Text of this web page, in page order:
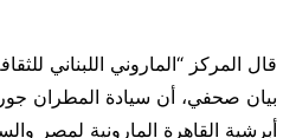
قال المركز “الماروني اللبناني
بيان صحفي، أن سيادة المطران
أبرشية القاهرة المارونية لمصر